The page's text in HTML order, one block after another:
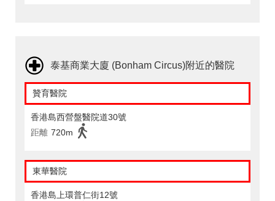
泰基商業大廈 (Bonham Circus)附近的醫院
贊育醫院
香港島西營盤醫院道30號
距離 720m
東華醫院
香港島上環普仁街12號